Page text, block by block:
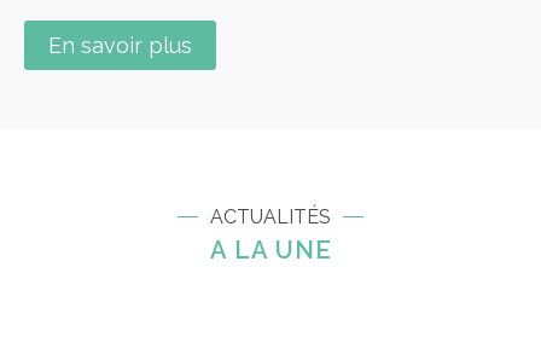
En savoir plus
ACTUALITÉS
A LA UNE